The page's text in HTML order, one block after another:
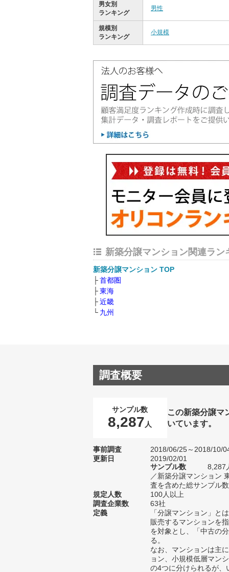
男女別
ランキング
男性
規模別
ランキング
小規模
新築分譲マンション関連ラン
新築分譲マンション TOP
首都圏
東海
近畿
九州
調査概要
サンプル数
8,287 人
この新築分譲マ
いています。
事前調査
2018/06/25～2018/10/
更新日
2019/02/01
サンプル数
8,287
／新築分譲マンション
査を含めた総サンプル数
規定人数
100人以上
調査企業数
63社
定義
「分譲マンション」と
販売するマンションを
を対象とし、「中古の
る。
なお、マンションは主
ョン、小規模低層マン
の4つに分けられるが、